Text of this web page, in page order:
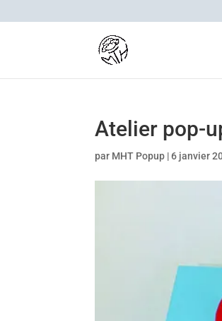
Atelier pop-
par MHT Popup |6 janvier